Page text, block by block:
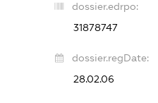
dossier.edrpo:
31878747
dossier.regDate:
28.02.06